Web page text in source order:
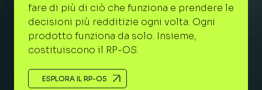
fare di più di ciò che funziona e prendere le
decisioni più redditizie ogni volta. Ogni
prodotto funziona da solo. Insieme,
costituiscono il RP-OS.
ESPLORA IL RP-OS